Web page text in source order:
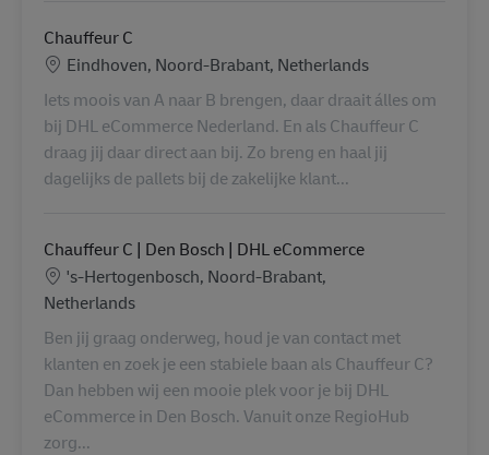
Chauffeur C
Lokalizacja
Eindhoven, Noord-Brabant, Netherlands
Iets moois van A naar B brengen, daar draait álles om
bij DHL eCommerce Nederland. En als Chauffeur C
draag jij daar direct aan bij. Zo breng en haal jij
dagelijks de pallets bij de zakelijke klant...
Chauffeur C | Den Bosch | DHL eCommerce
Lokalizacja
's-Hertogenbosch, Noord-Brabant,
Netherlands
Ben jij graag onderweg, houd je van contact met
klanten en zoek je een stabiele baan als Chauffeur C?
Dan hebben wij een mooie plek voor je bij DHL
eCommerce in Den Bosch. Vanuit onze RegioHub
zorg...